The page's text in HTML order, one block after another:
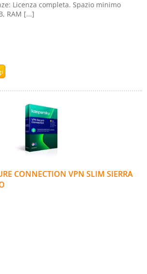
Licenza completa. Spazio minimo
RAM [...]
CONNECTION VPN SLIM SIERRA